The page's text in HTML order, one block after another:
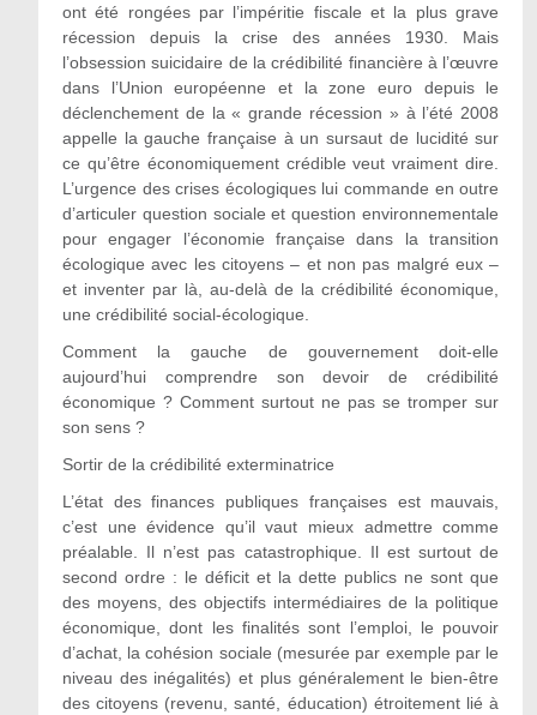
ont été rongées par l’impéritie fiscale et la plus grave
récession depuis la crise des années 1930. Mais
l’obsession suicidaire de la crédibilité financière à l’œuvre
dans l’Union européenne et la zone euro depuis le
déclenchement de la « grande récession » à l’été 2008
appelle la gauche française à un sursaut de lucidité sur
ce qu’être économiquement crédible veut vraiment dire.
L’urgence des crises écologiques lui commande en outre
d’articuler question sociale et question environnementale
pour engager l’économie française dans la transition
écologique avec les citoyens – et non pas malgré eux –
et inventer par là, au-delà de la crédibilité économique,
une crédibilité social-écologique.
Comment la gauche de gouvernement doit-elle
aujourd’hui comprendre son devoir de crédibilité
économique ? Comment surtout ne pas se tromper sur
son sens ?
Sortir de la crédibilité exterminatrice
L’état des finances publiques françaises est mauvais,
c’est une évidence qu’il vaut mieux admettre comme
préalable. Il n’est pas catastrophique. Il est surtout de
second ordre : le déficit et la dette publics ne sont que
des moyens, des objectifs intermédiaires de la politique
économique, dont les finalités sont l’emploi, le pouvoir
d’achat, la cohésion sociale (mesurée par exemple par le
niveau des inégalités) et plus généralement le bien-être
des citoyens (revenu, santé, éducation) étroitement lié à